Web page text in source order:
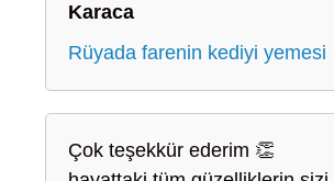
Karaca
Rüyada farenin kediyi yemesi
Çok teşekkür ederim 👏